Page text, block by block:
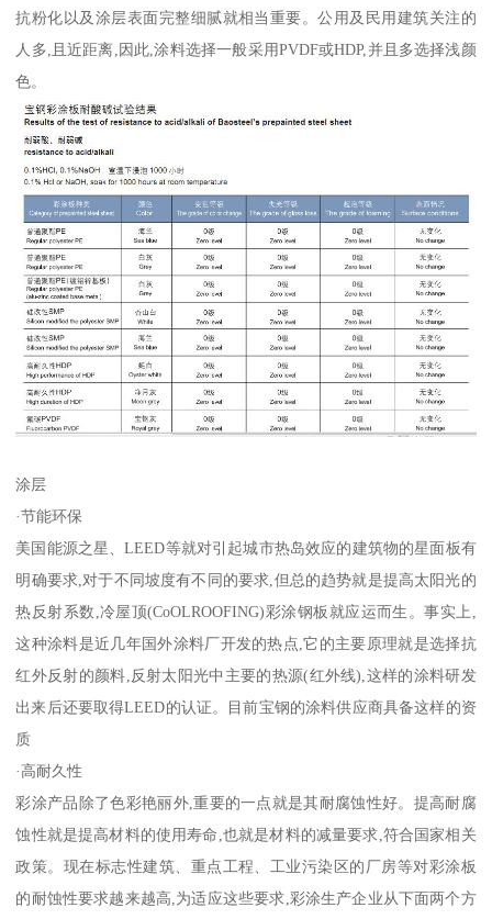
抗粉化以及涂层表面完整细腻就相当重要。公用及民用建筑关注的
人多,且近距离,因此,涂料选择一般采用PVDF或HDP,并且多选择浅颜
色。
涂层
·节能环保
美国能源之星、LEED等就对引起城市热岛效应的建筑物的星面板有
明确要求,对于不同坡度有不同的要求,但总的趋势就是提高太阳光的
热反射系数,冷屋顶(CoOLROOFING)彩涂钢板就应运而生。事实上,
这种涂料是近几年国外涂料厂开发的热点,它的主要原理就是选择抗
红外反射的颜料,反射太阳光中主要的热源(红外线),这样的涂料研发
出来后还要取得LEED的认证。目前宝钢的涂料供应商具备这样的资
质
·高耐久性
彩涂产品除了色彩艳丽外,重要的一点就是其耐腐蚀性好。提高耐腐
蚀性就是提高材料的使用寿命,也就是材料的减量要求,符合国家相关
政策。现在标志性建筑、重点工程、工业污染区的厂房等对彩涂板
的耐蚀性要求越来越高,为适应这些要求,彩涂生产企业从下面两个方